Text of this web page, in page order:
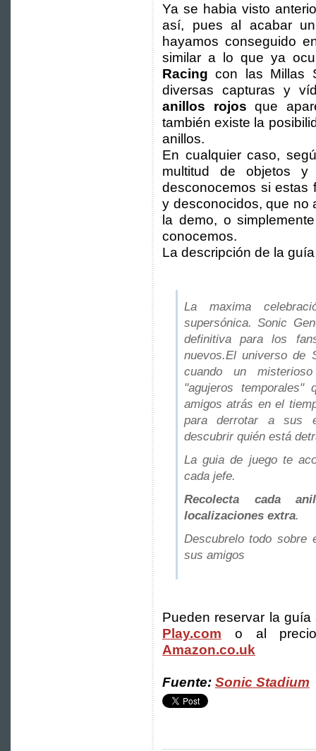
Ya se habia visto
así, pues al acabar
hayamos conseguido
similar a lo que ya
Racingcon las Millas
diversas capturas y
anillos rojos que
también existe la
anillos.
En cualquier caso,
multitud de objetos y
desconocemos si estas
y desconocidos, que no
la demo, o
conocemos.
La descripción de la
La maxima
supersónica. Sonic
definitiva para los
nuevos.El universo de
cuando un
"agujeros
amigos atrás en el
para derrotar a sus
descubrir quién está
La guia de juego te
cada jefe.
Recolecta cada
localizaciones extra.
Descubrelo todo
sus amigos
Pueden reservar la
Play.com o al
Amazon.co.uk
Fuente: Sonic Stadium